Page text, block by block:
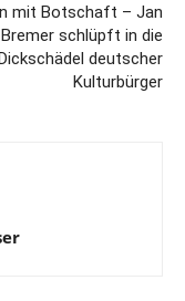
mit Botschaft – Jan
schlüpft in die
deutscher
Kulturbürger